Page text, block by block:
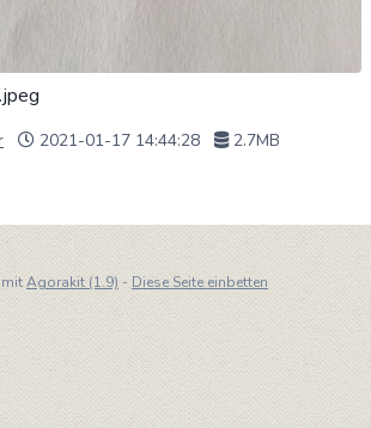
2021-01-17 14:44:28 2.7MB
Agorakit (1.9) - Diese Seite einbetten